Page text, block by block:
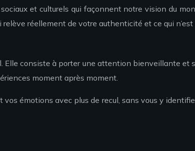
et culturels qui façonnent notre vision du
réellement de votre authenticité et ce qui
Elle consiste à porter une attention bienveillante
moment après moment.
émotions avec plus de recul, sans vous y